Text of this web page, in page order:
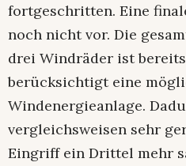
fortgeschritten. Eine
noch nicht vor. Die
drei Windräder ist
berücksichtigt eine
Windenergieanlage.
vergleichsweisen sehr
Eingriff ein Drittel mehr